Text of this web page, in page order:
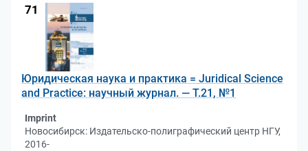
71
Юридическая наука и практика = Juridical Science
and Practice: научный журнал. — Т.21, №1
Imprint
Новосибирск: Издательско-полиграфический центр НГУ,
2016-